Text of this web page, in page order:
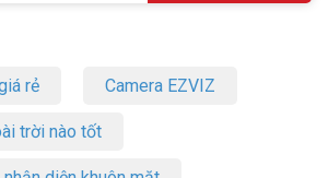
rẻ Camera EZVIZ
trời nào tốt